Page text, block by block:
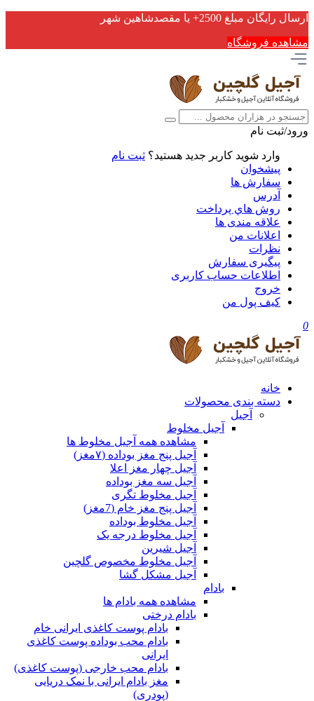
ارسال رایگان مبلغ 2500+ یا مقصدشاهین شهر
مشاهده فروشگاه
ورود/ثبت نام
وارد شوید کاربر جدید هستید؟ ثبت نام
پیشخوان
سفارش ها
آدرس
روش هاي پرداخت
علاقه مندی ها
اعلانات من
نظرات
پیگیری سفارش
اطلاعات حساب كاربری
خروج
کیف پول من
0
خانه
دسته بندی محصولات
آجیل
آجیل مخلوط
مشاهده همه آجیل مخلوط ها
آجیل پنج مغز بوداده (۷مغز)
آجیل چهار مغز اعلا
آجیل سه مغز بوداده
آجیل مخلوط تگری
آجیل پنج مغز خام (7مغز)
آجیل مخلوط بوداده
آجیل مخلوط درجه یک
آجیل شیرین
آجیل مخلوط مخصوص گلچین
آجیل مشکل گشا
بادام
مشاهده همه بادام ها
بادام درختی
بادام پوست کاغذی ایرانی خام
بادام محب بوداده پوست کاغذی
ایرانی
بادام محب خارجی (پوست کاغذی)
مغز بادام ایرانی با نمک دریایی
(پودری)